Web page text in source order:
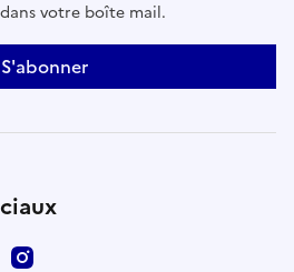
votre boîte mail.
S'abonner